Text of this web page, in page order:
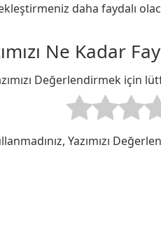
daha faydalı
Ne Kadar
Değerlendirmek için
Yazımızı